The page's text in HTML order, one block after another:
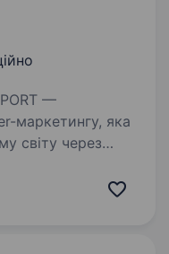
маркетингу, яка
світу через
уважного